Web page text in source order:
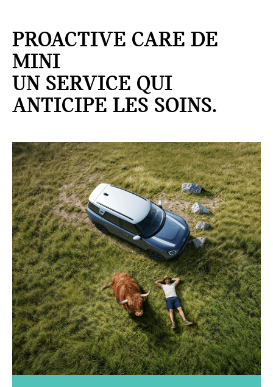
PROACTIVE CARE DE
MINI
UN SERVICE QUI
ANTICIPE LES SOINS.